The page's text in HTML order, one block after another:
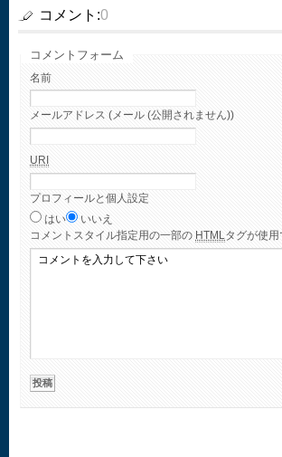
コメント:0
コメントフォーム
名前
メールアドレス (メール (公開されません))
URI
プロフィールと個人設定
はい
いいえ
コメント スタイル指定用の一部の HTMLタグが使用